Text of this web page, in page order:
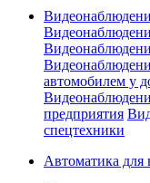
автомобилем у
предприятия
спецтехники
Автоматика для